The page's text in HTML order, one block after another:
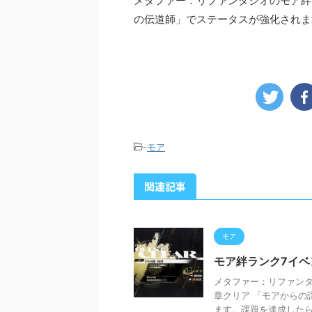
の伝道師」でステータスが強化され
-モア
関連記事
モア
モア絆ランク7イ
メタファー：リファン
章クリア 「モアからの
ます。課題を達成した